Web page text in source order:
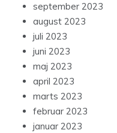
september 2023
august 2023
juli 2023
juni 2023
maj 2023
april 2023
marts 2023
februar 2023
januar 2023